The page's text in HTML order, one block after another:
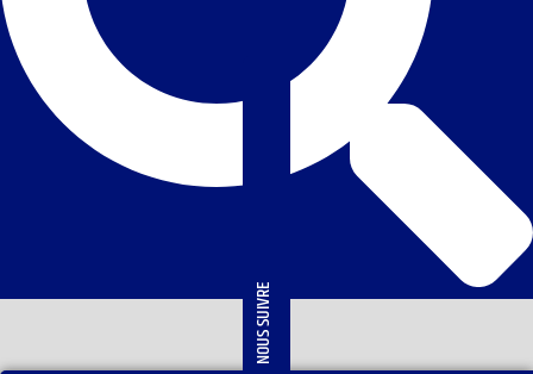
NOUS SUIVRE